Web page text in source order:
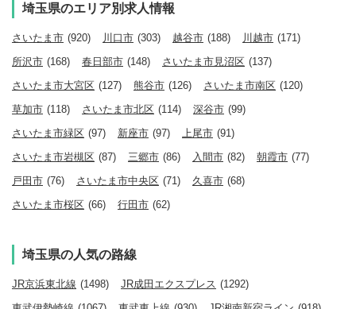
埼玉県のエリア別求人情報
さいたま市 (920) 川口市 (303) 越谷市 (188) 川越市 (171)
所沢市 (168) 春日部市 (148) さいたま市見沼区 (137)
さいたま市大宮区 (127) 熊谷市 (126) さいたま市南区 (120)
草加市 (118) さいたま市北区 (114) 深谷市 (99)
さいたま市緑区 (97) 新座市 (97) 上尾市 (91)
さいたま市岩槻区 (87) 三郷市 (86) 入間市 (82) 朝霞市 (77)
戸田市 (76) さいたま市中央区 (71) 久喜市 (68)
さいたま市桜区 (66) 行田市 (62)
埼玉県の人気の路線
JR京浜東北線 (1498) JR成田エクスプレス (1292)